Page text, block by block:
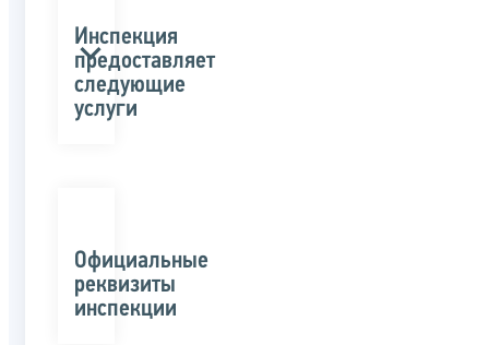
Инспекция
предоставляет
следующие
услуги
Официальные
реквизиты
инспекции